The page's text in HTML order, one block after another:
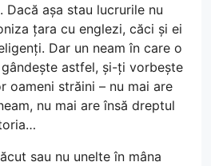
așa stau lucrurile nu
țara cu englezi, căci și ei
Dar un neam în care o
astfel, și-ți vorbește
oameni străini – nu mai are
nu mai are însă dreptul
sau nu unelte în mâna